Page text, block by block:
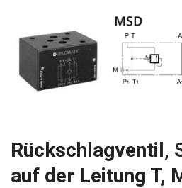
Rückschlagventil,
auf der Leitung T,